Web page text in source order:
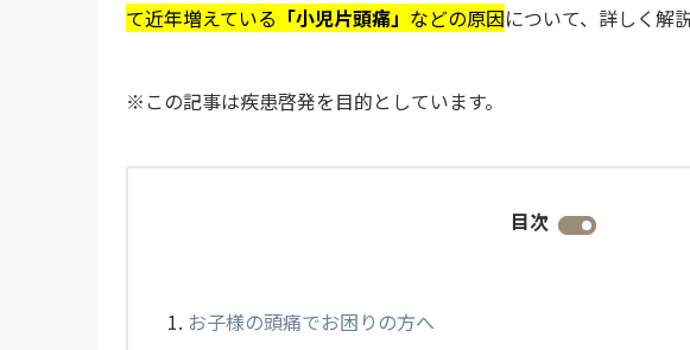
て近年増えている 「小児片頭痛」 などの原因について、詳しく解
※この記事は疾患啓発を目的としています。
目次
お子様の頭痛でお困りの方へ